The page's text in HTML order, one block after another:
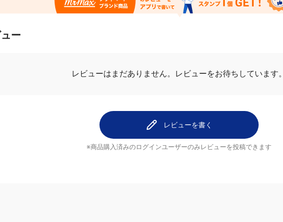
ー
レビューはまだありません。 レビューをお待ちしています。
レビューを書く
※商品購入済みのログインユーザーのみ レビューを投稿できます